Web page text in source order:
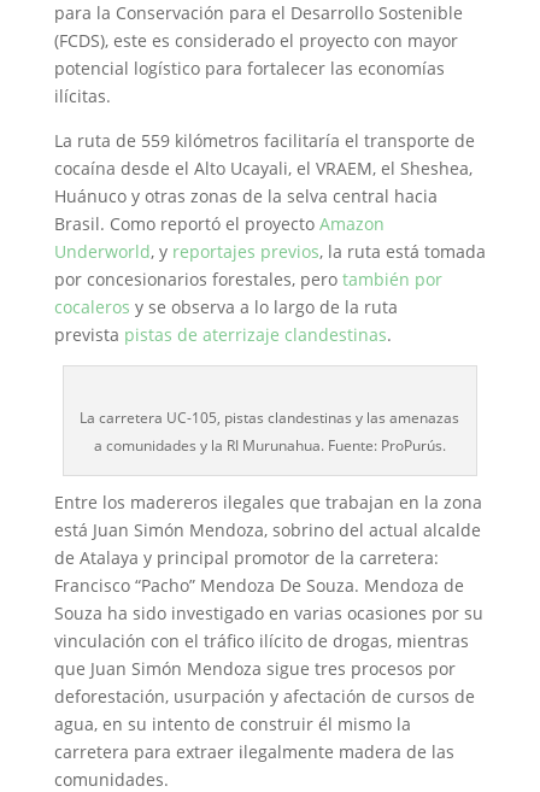
para la Conservación para el Desarrollo Sostenible
(FCDS), este es considerado el proyecto con mayor
potencial logístico para fortalecer las economías
ilícitas.
La ruta de 559 kilómetros facilitaría el transporte de
cocaína desde el Alto Ucayali, el VRAEM, el Sheshea,
Huánuco y otras zonas de la selva central hacia
Brasil. Como reportó el proyecto Amazon
Underworld, y reportajes previos, la ruta está tomada
por concesionarios forestales, pero también por
cocaleros y se observa a lo largo de la ruta
prevista pistas de aterrizaje clandestinas.
La carretera UC-105, pistas clandestinas y las amenazas
a comunidades y la RI Murunahua. Fuente: ProPurús.
Entre los madereros ilegales que trabajan en la zona
está Juan Simón Mendoza, sobrino del actual alcalde
de Atalaya y principal promotor de la carretera:
Francisco “Pacho” Mendoza De Souza. Mendoza de
Souza ha sido investigado en varias ocasiones por su
vinculación con el tráfico ilícito de drogas, mientras
que Juan Simón Mendoza sigue tres procesos por
deforestación, usurpación y afectación de cursos de
agua, en su intento de construir él mismo la
carretera para extraer ilegalmente madera de las
comunidades.